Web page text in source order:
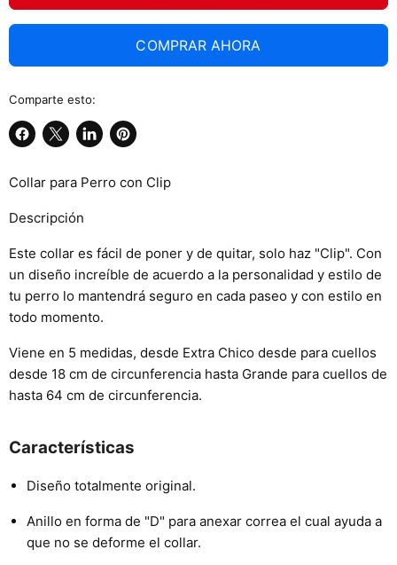
COMPRAR AHORA
Comparte esto:
Compartir
Facebook
Compartir
X
Compartir
LinkedIn
Guardar
Pinterest
Collar para Perro con Clip
Descripción
Este collar es fácil de poner y de quitar, solo haz "Clip". Con
un diseño increíble de acuerdo a la personalidad y estilo de
tu perro lo mantendrá seguro en cada paseo y con estilo en
todo momento.
Viene en 5 medidas, desde Extra Chico desde para cuellos
desde 18 cm de circunferencia hasta Grande para cuellos de
hasta 64 cm de circunferencia.
Características
Diseño totalmente original.
Anillo en forma de "D" para anexar correa el cual ayuda a
que no se deforme el collar.